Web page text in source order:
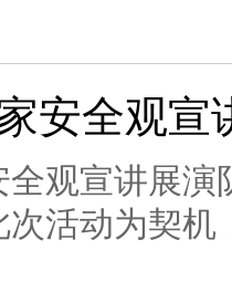
安全观
观宣讲展
活动为契